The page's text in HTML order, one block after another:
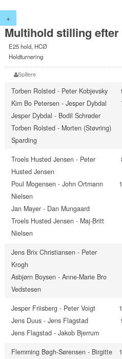
+
Multihold stilling
E25 hold, HCØ
Holdturnering
Spillere
Torben Rolsted - Peter Kobjevsky
Kim Bo Petersen - Jesper Dybdal
Jesper Dybdal - Bodil Schrøder
Torben Rolsted - Morten (Støvring)
Sparding
Troels Husted Jensen - Peter
Husted Jensen
Poul Mogensen - John Ortmann
Nielsen
Jan Mayer - Dan Mungaard
Troels Husted Jensen - Maj-Britt
Nielsen
Jens Brix Christiansen - Peter
Krogh
Asbjørn Boysen - Anne-Marie Bro
Vedstesen
Jesper Friisberg - Peter Voigt
Jens Duus - Jens Flagstad
Jens Flagstad - Jakob Bjerrum
Flemming Bøgh-Sørensen - Birgitte